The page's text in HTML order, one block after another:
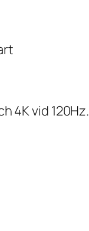
4K vid 120Hz.